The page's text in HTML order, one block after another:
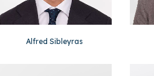
Alfred Sibleyras